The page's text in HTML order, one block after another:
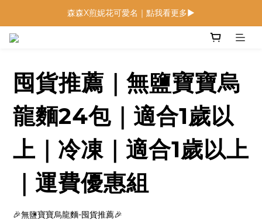
低鈉燉飯燉麵回歸 趕緊補貨！
森森X煎妮花可愛名｜點我看更多▶
囤貨推薦｜無鹽寶寶烏
龍麵24包｜適合1歲以
上｜冷凍｜適合1歲以上
｜運費優惠組
🎉無鹽寶寶烏龍麵-囤貨推薦🎉